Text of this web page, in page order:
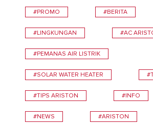
#PROMO #BERITA
#LINGKUNGAN #AC
#PEMANAS AIR LISTRIK
#SOLAR WATER HEATER
#TIPS ARISTON #INFO
#NEWS #ARISTON